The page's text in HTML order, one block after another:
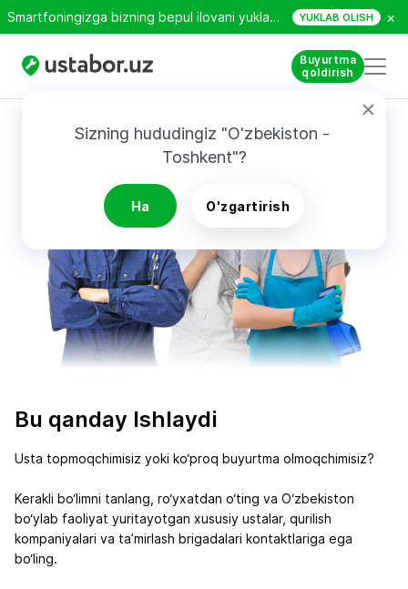
Smartfoningizga bizning bepul ilovani yuklab oling! YUKLAB OLISH ×
Buyurtma
qoldirish
Sizning hududingiz "O'zbekiston -
Toshkent"?
Ha O'zgartirish
Bu qanday Ishlaydi
Usta topmoqchimisiz yoki ko‘proq buyurtma olmoqchimisiz?
Kerakli bo‘limni tanlang, ro‘yxatdan o‘ting va O‘zbekiston
bo‘ylab faoliyat yuritayotgan xususiy ustalar, qurilish
kompaniyalari va ta’mirlash brigadalari kontaktlariga ega
bo‘ling.